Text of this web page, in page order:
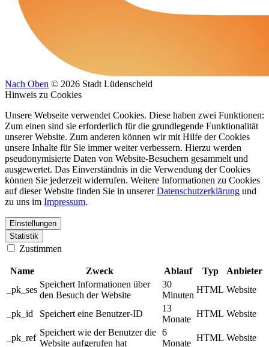
Nach Oben © 2026 Stadt Lüdenscheid
Hinweis zu Cookies
Unsere Webseite verwendet Cookies. Diese haben zwei Funktionen:
Zum einen sind sie erforderlich für die grundlegende Funktionalität
unserer Website. Zum anderen können wir mit Hilfe der Cookies
unsere Inhalte für Sie immer weiter verbessern. Hierzu werden
pseudonymisierte Daten von Website-Besuchern gesammelt und
ausgewertet. Das Einverständnis in die Verwendung der Cookies
können Sie jederzeit widerrufen. Weitere Informationen zu Cookies
auf dieser Website finden Sie in unsererDatenschutzerklärung und
zu uns im Impressum.
Einstellungen
Statistik
Zustimmen
Name Zweck Ablauf Typ
Anbieter
_pk_ses
Speichert Informationen über
den Besuch der Website
30
Minuten
HTML Website
_pk_id Speichert eine Benutzer-ID
13
Monate
HTML Website
_pk_ref
Speichert wie der Benutzer die
Website aufgerufen hat
6
Monate
HTML Website